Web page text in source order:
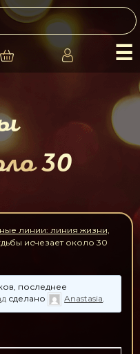
☰
30
линии: линия жизни,
исчезает около 30
последнее
сделано Anastasia.